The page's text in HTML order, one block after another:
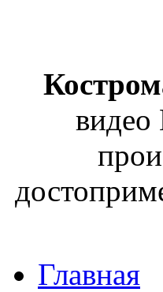
видео
Главная